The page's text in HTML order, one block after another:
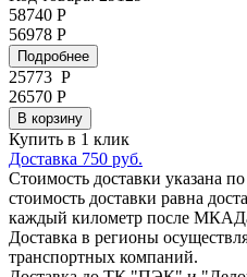
58740 Р
56978 Р
Подробнее
25773 Р
26570 Р
В корзину
Купить в 1 клик
Доставка 750 руб.
Стоимость доставки указана
стоимость доставки равна
каждый километр после
Доставка в регионы
транспортных компаний.